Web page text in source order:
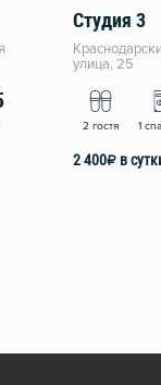
Студия 3
улица, 25
2 гостя 1
2 400₽ в